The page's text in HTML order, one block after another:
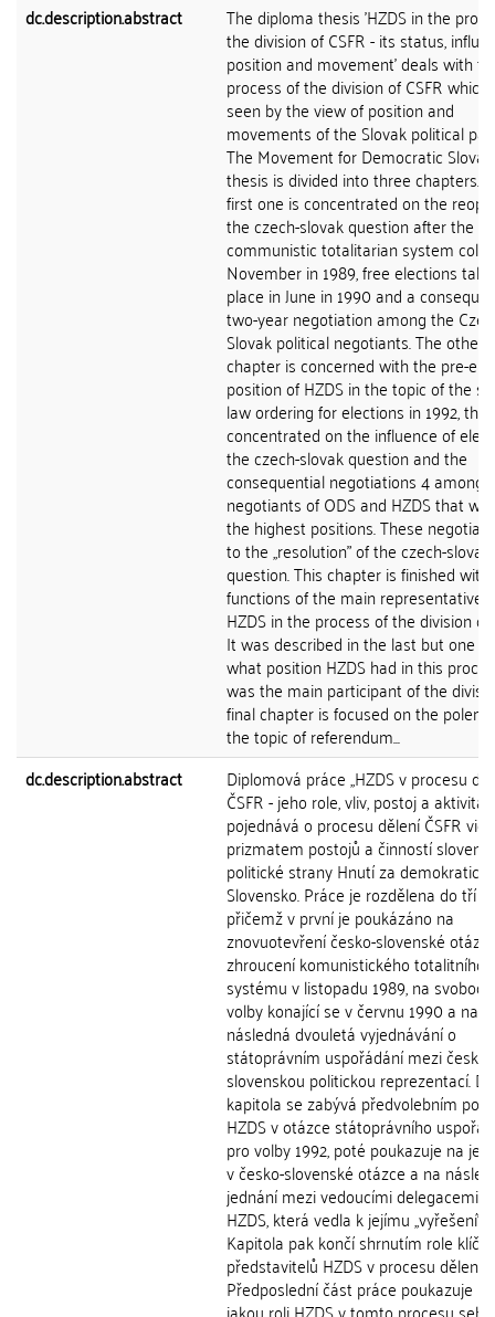
dc.description.abstract
The diploma thesis 'HZDS in the
the division of CSFR - its status,
position and movement' deals with
process of the division of CSFR which
seen by the view of position and
movements of the Slovak political
The Movement for Democratic
thesis is divided into three chapters.
first one is concentrated on the
the czech-slovak question after the
communistic totalitarian system
November in 1989, free elections
place in June in 1990 and a
two-year negotiation among the
Slovak political negotiants. The other
chapter is concerned with the pre-
position of HZDS in the topic of the
law ordering for elections in 1992,
concentrated on the influence of
the czech-slovak question and the
consequential negotiations 4 among
negotiants of ODS and HZDS that
the highest positions. These
to the ,,resolution" of the czech-slovak
question. This chapter is finished
functions of the main
HZDS in the process of the division of
It was described in the last but one
what position HZDS had in this
was the main participant of the
final chapter is focused on the
the topic of referendum...
dc.description.abstract
Diplomová práce ,,HZDS v procesu
ČSFR - jeho role, vliv, postoj a aktivita"
pojednává o procesu dělení ČSFR
prizmatem postojů a činností
politické strany Hnutí za demokratické
Slovensko. Práce je rozdělena do tří
přičemž v první je poukázáno na
znovuotevření česko-slovenské
zhroucení komunistického totalitního
systému v listopadu 1989, na
volby konající se v červnu 1990 a na
následná dvouletá vyjednávání o
státoprávním uspořádání mezi
slovenskou politickou reprezentací.
kapitola se zabývá předvolebním
HZDS v otázce státoprávního
pro volby 1992, poté poukazuje na
v česko-slovenské otázce a na
jednání mezi vedoucími delegacemi
HZDS, která vedla k jejímu ,,vyřešení".
Kapitola pak končí shrnutím role
představitelů HZDS v procesu dělení
Předposlední část práce poukazuje